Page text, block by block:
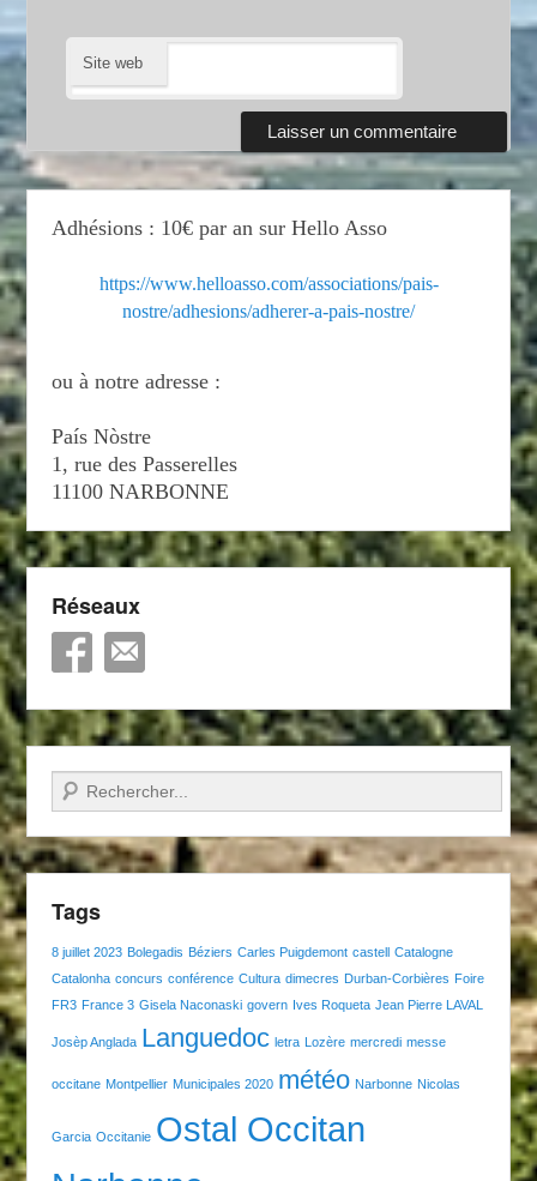
Site web
Adhésions : 10€ par an sur Hello Asso
https://www.helloasso.com/associations/pais-
nostre/adhesions/adherer-a-pais-nostre/
ou à notre adresse :
País Nòstre
1, rue des Passerelles
11100 NARBONNE
Réseaux
Recherche
Tags
8 juillet 2023 Bolegadis Béziers Carles Puigdemont castell Catalogne
Catalonha concurs conférence Cultura dimecres Durban-Corbières Foire
FR3 France 3 Gisela Naconaski govern Ives Roqueta Jean Pierre LAVAL
Josèp Anglada Languedoc letra Lozère mercredi messe
occitane Montpellier Municipales 2020 météo Narbonne Nicolas
Garcia Occitanie Ostal Occitan